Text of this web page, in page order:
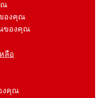
ณ
องคุณ
ของคุณ
ลือ
งคุณ